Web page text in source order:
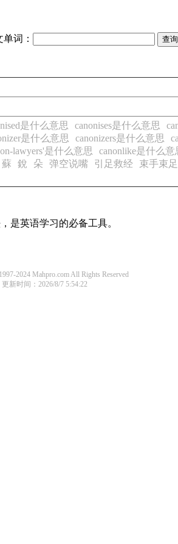
词：
是什么意思 canonises是什么意思
是什么意思 canonizers是什么意思
lawyers'是什么意思 canonlike是什么意
蘇 銳 朵 弹空说嘴 引足救经 束手束足
是英语学习的必备工具。
2024 Mahpro.com All Rights Reserved
更新时间：2026/8/7 5:54:22